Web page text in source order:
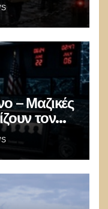
– Μαζικές
τον
ΗΠΑ